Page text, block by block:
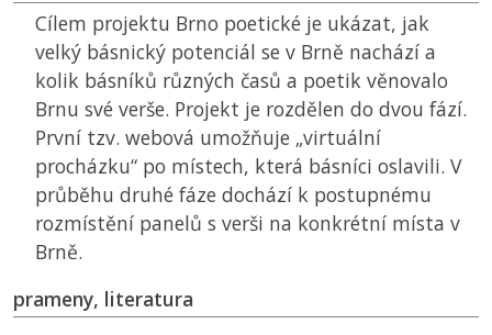
Cílem projektu Brno poetické je ukázat, jak
velký básnický potenciál se v Brně nachází a
kolik básníků různých časů a poetik věnovalo
Brnu své verše. Projekt je rozdělen do dvou fází.
První tzv. webová umožňuje „virtuální
procházku“ po místech, která básníci oslavili. V
průběhu druhé fáze dochází k postupnému
rozmístění panelů s verši na konkrétní místa v
Brně.
prameny, literatura